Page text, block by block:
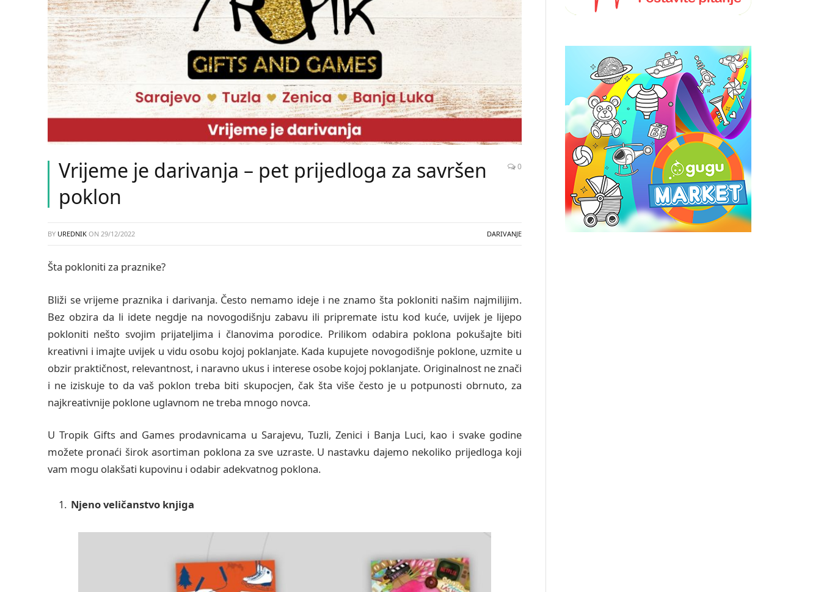
Vrijeme je darivanja – pet prijedloga za savršen
poklon
0
BY UREDNIK ON 29/12/2022 DARIVANJE
Šta pokloniti za praznike?
Bliži se vrijeme praznika i darivanja. Često nemamo ideje i ne znamo šta pokloniti našim najmilijim.
Bez obzira da li idete negdje na novogodišnju zabavu ili pripremate istu kod kuće, uvijek je lijepo
pokloniti nešto svojim prijateljima i članovima porodice. Prilikom odabira poklona pokušajte biti
kreativni i imajte uvijek u vidu osobu kojoj poklanjate. Kada kupujete novogodišnje poklone, uzmite u
obzir praktičnost, relevantnost, i naravno ukus i interese osobe kojoj poklanjate. Originalnost ne znači
i ne iziskuje to da vaš poklon treba biti skupocjen, čak šta više često je u potpunosti obrnuto, za
najkreativnije poklone uglavnom ne treba mnogo novca.
U Tropik Gifts and Games prodavnicama u Sarajevu, Tuzli, Zenici i Banja Luci, kao i svake godine
možete pronaći širok asortiman poklona za sve uzraste. U nastavku dajemo nekoliko prijedloga koji
vam mogu olakšati kupovinu i odabir adekvatnog poklona.
Njeno veličanstvo knjiga